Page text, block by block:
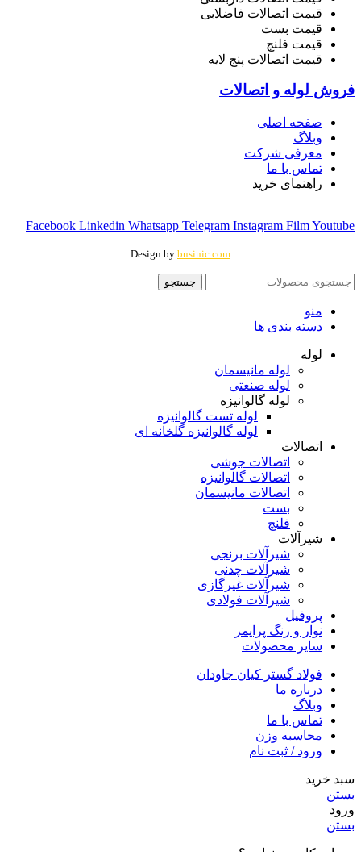
قیمت اتصالات فاضلابی
قیمت بست
قیمت فلنچ
قیمت اتصالات پنج لایه
فروش لوله و اتصالات
صفحه اصلی
وبلاگ
معرفی شرکت
تماس با ما
راهنمای خرید
Facebook Linkedin Whatsapp Telegram Instagram FilmYoutube
Design by businic.com
جستجو
منو
دسته بندی ها
لوله
لوله مانیسمان
لوله صنعتی
لوله گالوانیزه
لوله تست گالوانیزه
لوله گالوانیزه گلخانه ای
اتصالات
اتصالات جوشی
اتصالات گالوانیزه
اتصالات مانیسمان
بست
فلنچ
شیرآلات
شیرآلات برنجی
شیرآلات چدنی
شیرآلات غیرگازی
شیرآلات فولادی
پروفیل
نوار و رنگ پرایمر
سایر محصولات
فولاد گستر کیان جاودان
درباره ما
وبلاگ
تماس با ما
محاسبه وزن
ورود / ثبت نام
سبد خرید
بستن
ورود
بستن